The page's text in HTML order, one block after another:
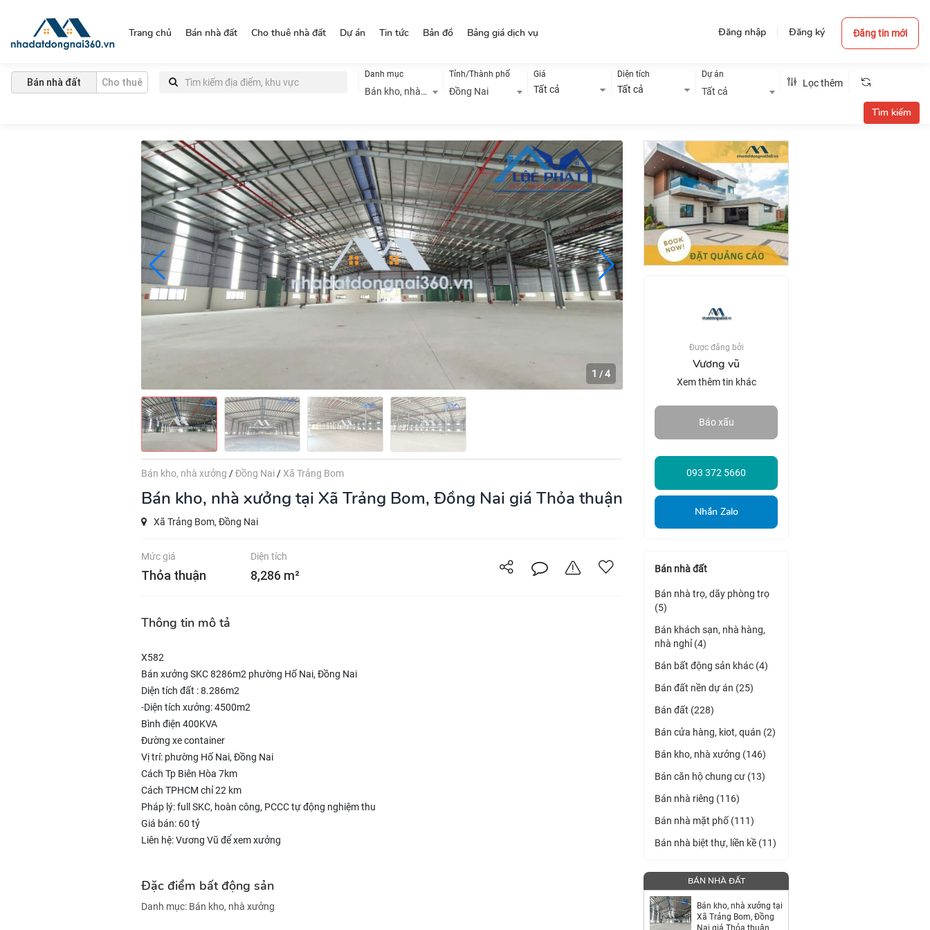
Đăng nhập Đăng ký Đăng tin mới
Trang chủ Bán nhà đất Cho thuê nhà đất Dự án Tin tức Bản đồ Bảng giá dịch vụ
Bán nhà đất Cho thuê
Danh mục
Bán kho, nhà xưởng
Tỉnh/Thành phố
Đồng Nai
Giá
Tất cả
Diện tích
Tất cả
Dự án
Tất cả
Lọc thêm
1 / 4
Bán kho, nhà xưởng /Đồng Nai / Xã Trảng Bom
Bán kho, nhà xưởng tại Xã Trảng Bom, Đồng Nai giá Thỏa thuận
Xã Trảng Bom, Đồng Nai
Mức giá
Thỏa thuận
Diện tích
8,286 m²
Thông tin mô tả
X582
Bán xưởng SKC 8286m2 phường Hố Nai, Đồng Nai
Diện tích đất : 8.286m2
-Diện tích xưởng: 4500m2
Bình điện 400KVA
Đường xe container
Vị trí: phường Hố Nai, Đồng Nai
Cách Tp Biên Hòa 7km
Cách TPHCM chỉ 22 km
Pháp lý: full SKC, hoàn công, PCCC tự động nghiệm thu
Giá bán: 60 tỷ
Liên hệ: Vương Vũ để xem xưởng
Đặc điểm bất động sản
Danh mục: Bán kho, nhà xưởng
Được đăng bởi
Vương vũ
Xem thêm tin khác
Báo xấu
093 372 5660
Nhắn Zalo
Bán nhà đất
Bán nhà trọ, dãy phòng trọ
(5)
Bán khách sạn, nhà hàng,
nhà nghỉ (4)
Bán bất động sản khác (4)
Bán đất nền dự án (25)
Bán đất (228)
Bán cửa hàng, kiot, quán (2)
Bán kho, nhà xưởng (146)
Bán căn hộ chung cư (13)
Bán nhà riêng (116)
Bán nhà mặt phố (111)
Bán nhà biệt thự, liền kề (11)
BÁN NHÀ ĐẤT
Bán kho, nhà xưởng tại
Xã Trảng Bom, Đồng
Nai giá Thỏa thuận